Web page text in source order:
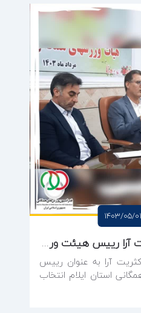
مهران جنگلی با اکثریت آرا رییس هیئت ورزش‌های همگانی استان ایلام شد
آرا به عنوان رییس
استان ایلام انتخاب